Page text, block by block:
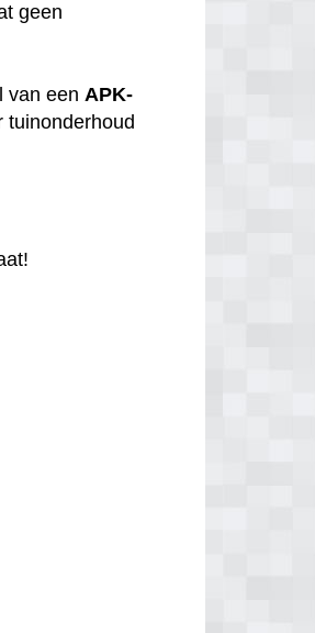
geen
van eenAPK-
tuinonderhoud